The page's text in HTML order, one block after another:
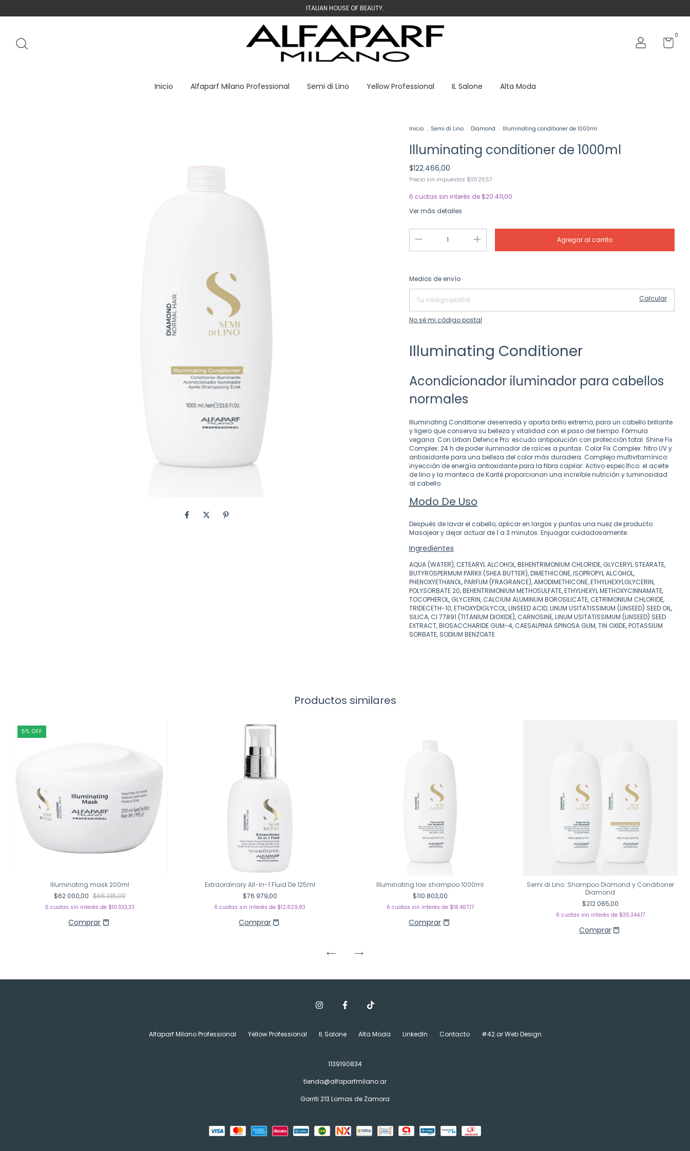
ITALIAN HOUSE OF BEAUTY.
0
Inicio Alfaparf Milano Professional Semi di Lino Yellow Professional IL Salone Alta Moda
Inicio . Semi di Lino . Diamond . Illuminating conditioner de 1000ml
Illuminating conditioner de 1000ml
$122.466,00
Precio sin impuestos $101.211,57
6 cuotas sin interés de $20.411,00
Ver más detalles
Entregas para el CP:
Medios de envío
Calcular
No sé mi código postal
Illuminating Conditioner
Acondicionador iluminador para cabellos
normales
Illuminating Conditioner desenreda y aporta brillo extremo, para un cabello brillante
y ligero que conserva su belleza y vitalidad con el paso del tiempo. Fórmula
vegana. Con Urban Defence Pro: escudo antipolución con protección total. Shine Fix
Complex: 24 h de poder iluminador de raíces a puntas. Color Fix Complex: filtro UV y
antioxidante para una belleza del color más duradera. Complejo multivitamínico:
inyección de energía antioxidante para la fibra capilar. Activo específico: el aceite
de lino y la manteca de Karité proporcionan una increíble nutrición y luminosidad
al cabello.
Modo De Uso
Después de lavar el cabello, aplicar en largos y puntas una nuez de producto.
Masajear y dejar actuar de 1 a 3 minutos. Enjuagar cuidadosamente.
Ingredientes
AQUA (WATER), CETEARYL ALCOHOL, BEHENTRIMONIUM CHLORIDE, GLYCERYL STEARATE,
BUTYROSPERMUM PARKII (SHEA BUTTER), DIMETHICONE, ISOPROPYL ALCOHOL,
PHENOXYETHANOL, PARFUM (FRAGRANCE), AMODIMETHICONE, ETHYLHEXYLGLYCERIN,
POLYSORBATE 20, BEHENTRIMONIUM METHOSULFATE, ETHYLHEXYL METHOXYCINNAMATE,
TOCOPHEROL, GLYCERIN, CALCIUM ALUMINUM BOROSILICATE, CETRIMONIUM CHLORIDE,
TRIDECETH-10, ETHOXYDIGLYCOL, LINSEED ACID, LINUM USITATISSIMUM (LINSEED) SEED OIL,
SILICA, CI 77891 (TITANIUM DIOXIDE), CARNOSINE, LINUM USITATISSIMUM (LINSEED) SEED
EXTRACT, BIOSACCHARIDE GUM-4, CAESALPINIA SPINOSA GUM, TIN OXIDE, POTASSIUM
SORBATE, SODIUM BENZOATE
Productos similares
5% OFF
Illuminating mask 200ml
$62.000,00 $65.315,00
6 cuotas sin interés de $10.333,33
Extraordinary All-In-1 Fluid De 125ml
$76.979,00
6 cuotas sin interés de $12.829,83
Illuminating low shampoo 1000ml
$110.803,00
6 cuotas sin interés de $18.467,17
Semi di Lino: Shampoo Diamond y Conditioner
Diamond
$212.065,00
6 cuotas sin interés de $35.344,17
Alfaparf Milano Professional Yellow Professional IL Salone Alta Moda LinkedIn Contacto #42.ar Web Design
1139190834
tienda@alfaparfmilano.ar
Gorriti 213 Lomas de Zamora